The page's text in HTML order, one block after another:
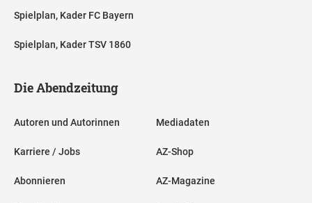
Spielplan, Kader FC Bayern
Spielplan, Kader TSV 1860
Die Abendzeitung
Autoren und Autorinnen
Karriere / Jobs
Abonnieren
Mediadaten
AZ-Shop
AZ-Magazine